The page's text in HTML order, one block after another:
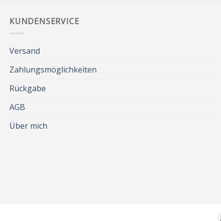
KUNDENSERVICE
Versand
Zahlungsmöglichkeiten
Rückgabe
AGB
Über mich